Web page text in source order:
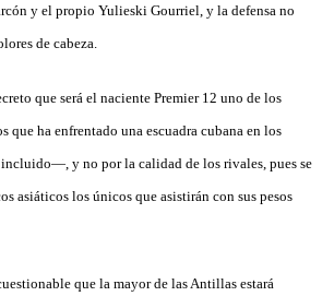
y el propio Yulieski Gourriel, y la defensa no
de cabeza.
que será el naciente Premier 12 uno de los
que ha enfrentado una escuadra cubana en los
y no por la calidad de los rivales, pues se
asiáticos los únicos que asistirán con sus pesos
que la mayor de las Antillas estará